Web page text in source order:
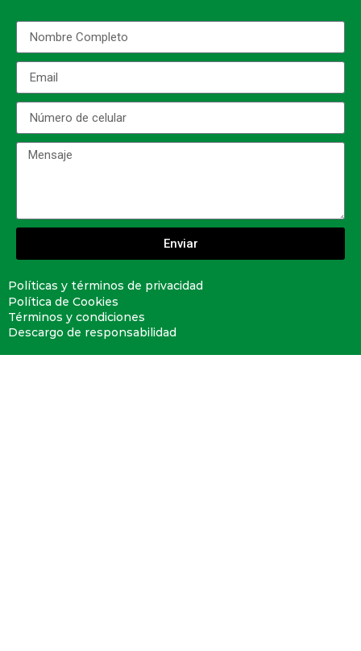
Enviar
Políticas y términos de privacidad
Política de Cookies
Términos y condiciones
Descargo de responsabilidad